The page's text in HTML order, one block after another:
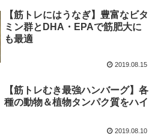
【筋トレにはうなぎ】豊富なビタ
ミン群とDHA・EPAで筋肥大に
も最適
2019.08.15
【筋トレむき最強ハンバーグ】各
種の動物＆植物タンパク質をハイ
2019.08.10